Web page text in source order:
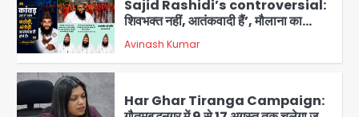
5
शिवभक्त नहीं, आतंकवादी हैं’, मौलाना का
कांवड़ियों पर विवादित बयान, BJP विधायक ने
कराई FIR, NSA की मांग
Har Ghar Tiranga Campaign:
गौतमबुद्धनगर में 9 से 17 अगस्त तक चलेगा जन-